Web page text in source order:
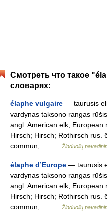
Смотреть что такое
словарях:
élaphe vulgaire — taurusis
vardynas taksono rangas
angl. American elk;
Hirsch; Hirsch; Rothirsch rus.
commun;… …
Žinduolių
élaphe d’Europe — taurusis
vardynas taksono rangas
angl. American elk;
Hirsch; Hirsch; Rothirsch rus.
commun;… …
Žinduolių